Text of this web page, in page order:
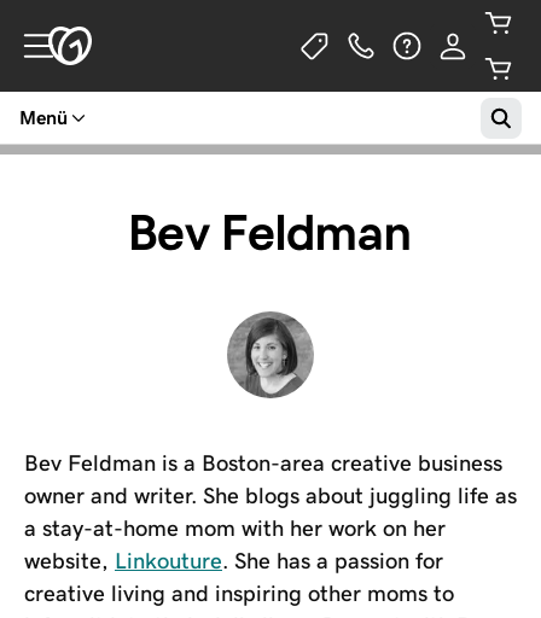
Menü
Bev Feldman
Bev Feldman is a Boston-area creative business
owner and writer. She blogs about juggling life as
a stay-at-home mom with her work on her
website, Linkouture. She has a passion for
creative living and inspiring other moms to